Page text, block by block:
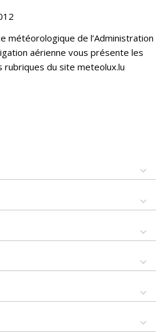
météorologique de l’Administration
aérienne vous présente les
rubriques du site meteolux.lu